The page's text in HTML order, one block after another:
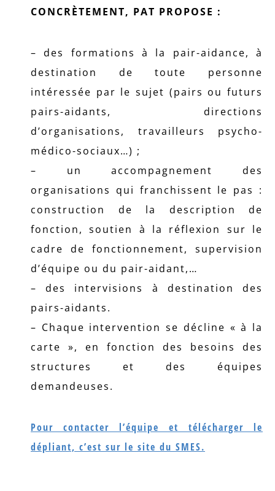
CONCRÈTEMENT, PAT PROPOSE :
– des formations à la pair-aidance, à
destination de toute personne
intéressée par le sujet (pairs ou futurs
pairs-aidants, directions
d’organisations, travailleurs psycho-
médico-sociaux…) ;
– un accompagnement des
organisations qui franchissent le pas :
construction de la description de
fonction, soutien à la réflexion sur le
cadre de fonctionnement, supervision
d’équipe ou du pair-aidant,…
– des intervisions à destination des
pairs-aidants.
– Chaque intervention se décline « à la
carte », en fonction des besoins des
structures et des équipes
demandeuses.
Pour contacter l’équipe et télécharger le
dépliant, c’est sur le site du SMES.